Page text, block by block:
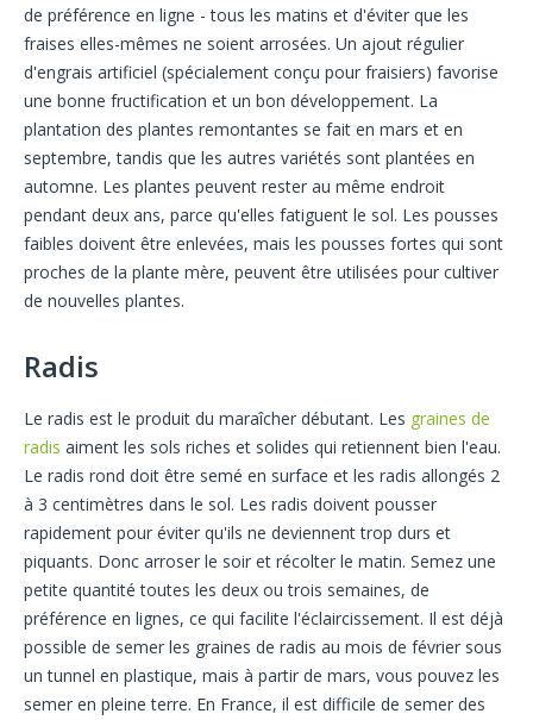
de préférence en ligne - tous les matins et d'éviter que les
fraises elles-mêmes ne soient arrosées. Un ajout régulier
d'engrais artificiel (spécialement conçu pour fraisiers) favorise
une bonne fructification et un bon développement. La
plantation des plantes remontantes se fait en mars et en
septembre, tandis que les autres variétés sont plantées en
automne. Les plantes peuvent rester au même endroit
pendant deux ans, parce qu'elles fatiguent le sol. Les pousses
faibles doivent être enlevées, mais les pousses fortes qui sont
proches de la plante mère, peuvent être utilisées pour cultiver
de nouvelles plantes.
Radis
Le radis est le produit du maraîcher débutant. Les graines de
radis aiment les sols riches et solides qui retiennent bien l'eau.
Le radis rond doit être semé en surface et les radis allongés 2
à 3 centimètres dans le sol. Les radis doivent pousser
rapidement pour éviter qu'ils ne deviennent trop durs et
piquants. Donc arroser le soir et récolter le matin. Semez une
petite quantité toutes les deux ou trois semaines, de
préférence en lignes, ce qui facilite l'éclaircissement. Il est déjà
possible de semer les graines de radis au mois de février sous
un tunnel en plastique, mais à partir de mars, vous pouvez les
semer en pleine terre. En France, il est difficile de semer des